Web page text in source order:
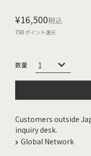
¥16,500税込
750ポイント還元
Customers outside
inquiry desk.
Global Network